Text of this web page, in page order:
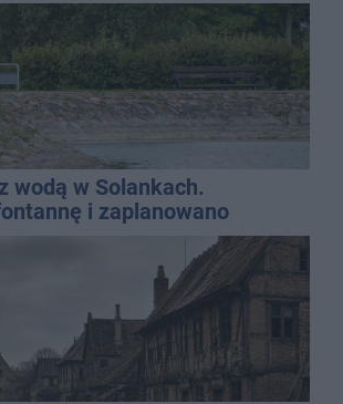
wodą w Solankach.
i zaplanowano